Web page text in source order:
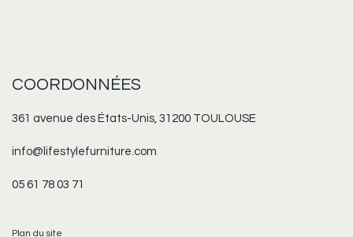
COORDONNÉES
361 avenue des États-Unis, 31200 TOULOUSE
info@lifestylefurniture.com
05 61 78 03 71
Plan du site